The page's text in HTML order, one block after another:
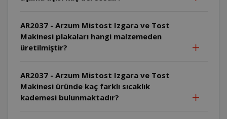
AR2037 - Arzum Mistost Izgara ve Tost
Makinesi plakaları hangi malzemeden
üretilmiştir?
AR2037 - Arzum Mistost Izgara ve Tost
Makinesi üründe kaç farklı sıcaklık
kademesi bulunmaktadır?